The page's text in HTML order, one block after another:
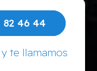
82 46 44
te llamamos